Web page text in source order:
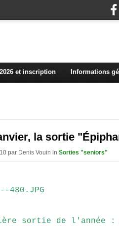
et inscription Informations
la sortie
par Denis Vouin in Sorties "seniors"
sortie de l'année :